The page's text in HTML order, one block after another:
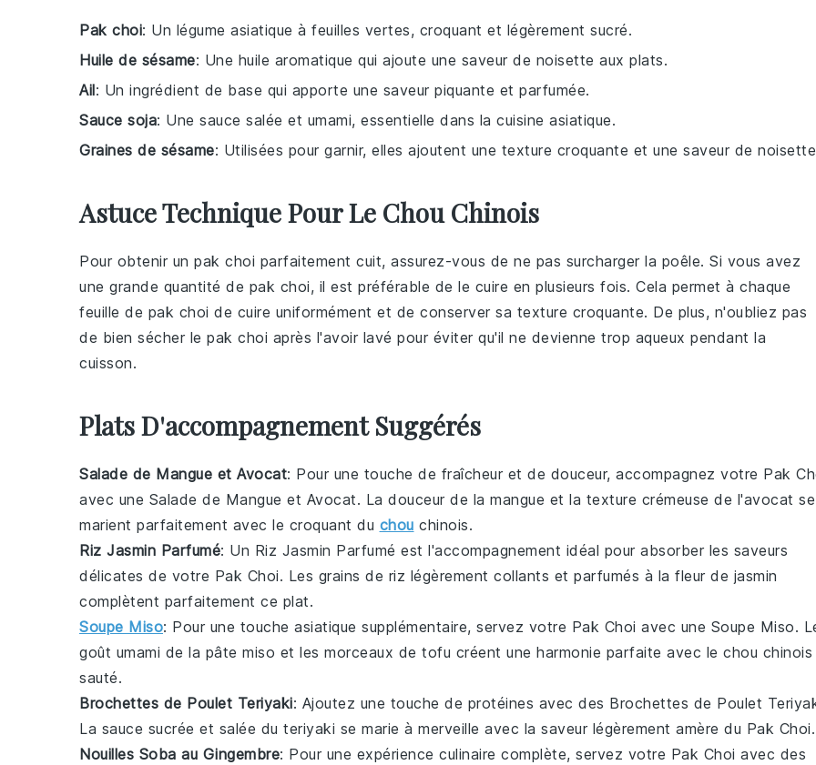
Pak choi: Un légume asiatique à feuilles vertes, croquant et légèrement sucré.
Huile de sésame: Une huile aromatique qui ajoute une saveur de noisette aux plats.
Ail: Un ingrédient de base qui apporte une saveur piquante et parfumée.
Sauce soja: Une sauce salée et umami, essentielle dans la cuisine asiatique.
Graines de sésame: Utilisées pour garnir, elles ajoutent une texture croquante et une saveur de
Astuce Technique Pour Le Chou Chinois
Pour obtenir un pak choi parfaitement cuit, assurez-vous de ne pas surcharger la poêle. Si vous avez
une grande quantité de pak choi, il est préférable de le cuire en plusieurs fois. Cela permet à chaque
feuille de pak choi de cuire uniformément et de conserver sa texture croquante. De plus, n'oubliez pas
de bien sécher le pak choi après l'avoir lavé pour éviter qu'il ne devienne trop aqueux pendant la
cuisson.
Plats D'accompagnement Suggérés
Salade de Mangue et Avocat: Pour une touche de fraîcheur et de douceur, accompagnez votre Pak
avec une Salade de Mangue et Avocat. La douceur de la mangue et la texture crémeuse de l'avocat se
marient parfaitement avec le croquant du chou chinois.
Riz Jasmin Parfumé: Un Riz Jasmin Parfumé est l'accompagnement idéal pour absorber les saveurs
délicates de votre Pak Choi. Les grains de riz légèrement collants et parfumés à la fleur de jasmin
complètent parfaitement ce plat.
Soupe Miso: Pour une touche asiatique supplémentaire, servez votre Pak Choi avec une Soupe Miso.
goût umami de la pâte miso et les morceaux de tofu créent une harmonie parfaite avec le chou chinois
sauté.
Brochettes de Poulet Teriyaki: Ajoutez une touche de protéines avec des Brochettes de Poulet
La sauce sucrée et salée du teriyaki se marie à merveille avec la saveur légèrement amère du Pak Choi.
Nouilles Soba au Gingembre: Pour une expérience culinaire complète, servez votre Pak Choi avec des